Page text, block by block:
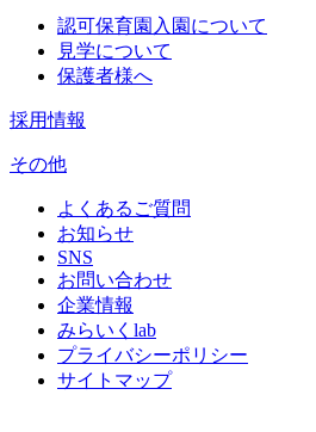
認可保育園入園について
見学について
保護者様へ
採用情報
その他
よくあるご質問
お知らせ
SNS
お問い合わせ
企業情報
みらいくlab
プライバシーポリシー
サイトマップ